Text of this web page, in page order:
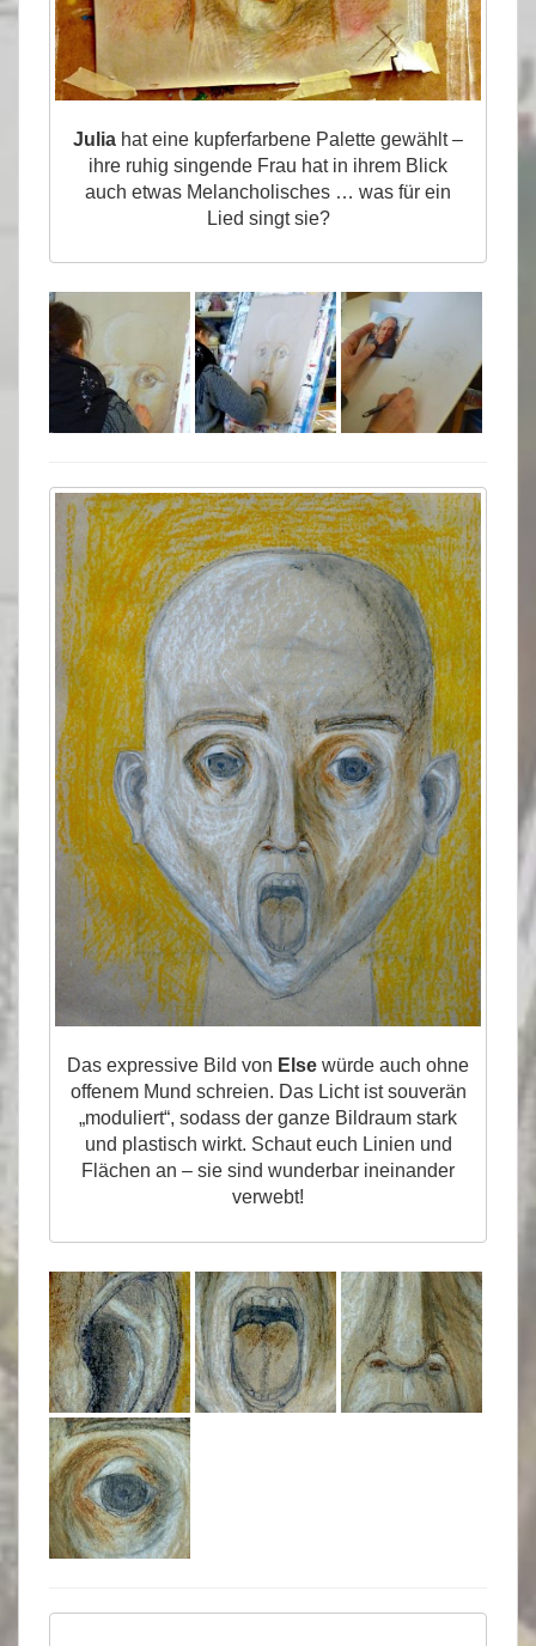
Julia hat eine kupferfarbene Palette gewählt –
ihre ruhig singende Frau hat in ihrem Blick
auch etwas Melancholisches … was für ein
Lied singt sie?
Das expressive Bild von Else würde auch ohne
offenem Mund schreien. Das Licht ist souverän
„moduliert“, sodass der ganze Bildraum stark
und plastisch wirkt. Schaut euch Linien und
Flächen an – sie sind wunderbar ineinander
verwebt!